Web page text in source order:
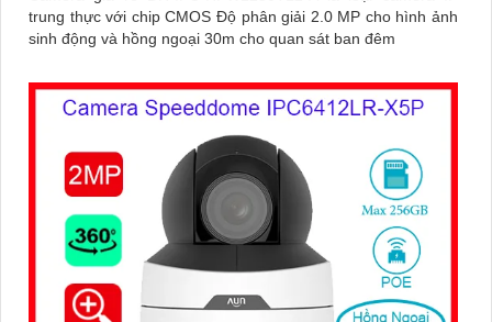
trung thực với chip CMOS Độ phân giải 2.0 MP cho hình ảnh
sinh động và hồng ngoại 30m cho quan sát ban đêm